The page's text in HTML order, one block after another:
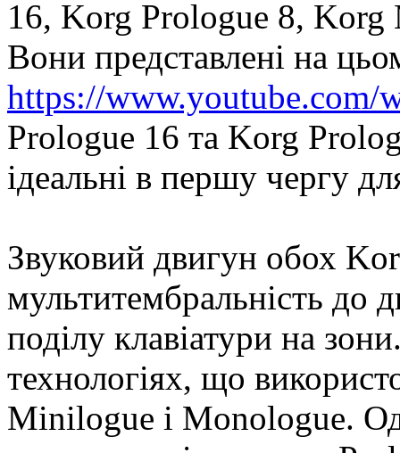
16, Korg Prologue 8,
Вони представлені на
https://www.youtube.com/
Prologue 16 та Korg
ідеальні в першу чергу
Звуковий двигун обох
мультитембральність до
поділу клавіатури на
технологіях, що
Minilogue і Monologue.